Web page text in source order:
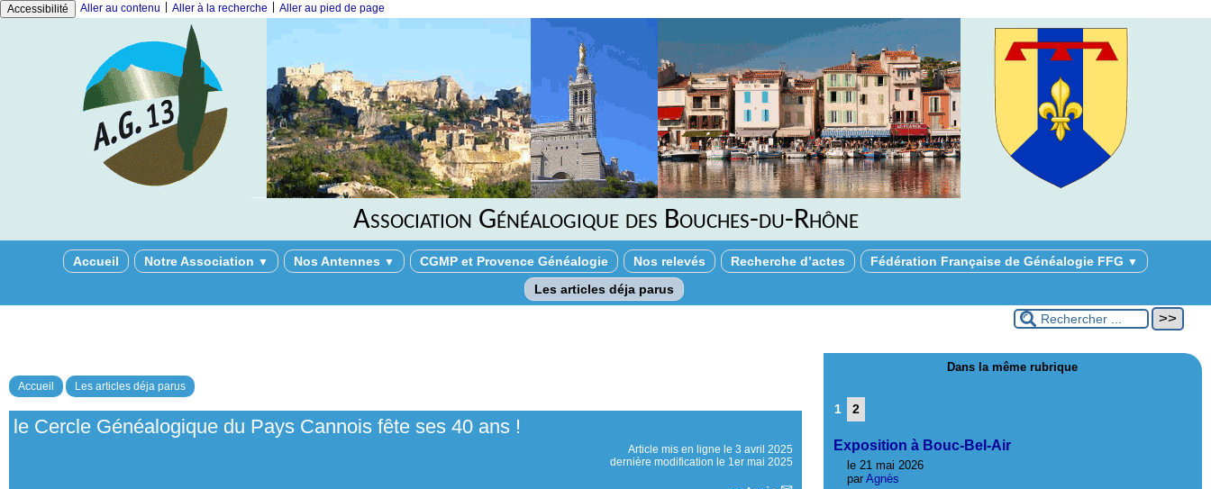
Accessibilité Aller au contenu Aller à la recherche Aller au pied de page
Association Généalogique des Bouches-du-Rhône
Accueil Notre Association ▼ Nos Antennes ▼ CGMP et Provence Généalogie Nos relevés Recherche d’actes Fédération Française de Généalogie FFG ▼
Les articles déja parus
Accueil Les articles déja parus
le Cercle Généalogique du Pays Cannois fête ses 40 ans !
Article mis en ligne le3 avril 2025
dernière modification le 1er mai 2025
Dans la même rubrique
1 2
Exposition à Bouc-Bel-Air
le 21 mai 2026
par Agnès